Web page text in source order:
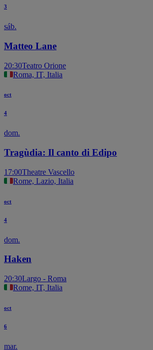
3
sáb.
Matteo Lane
20:30Teatro Orione
Roma, IT, Italia
oct
4
dom.
Tragùdia: Il canto di Edipo
17:00Theatre Vascello
Rome, Lazio, Italia
oct
4
dom.
Haken
20:30Largo - Roma
Rome, IT, Italia
oct
6
mar.